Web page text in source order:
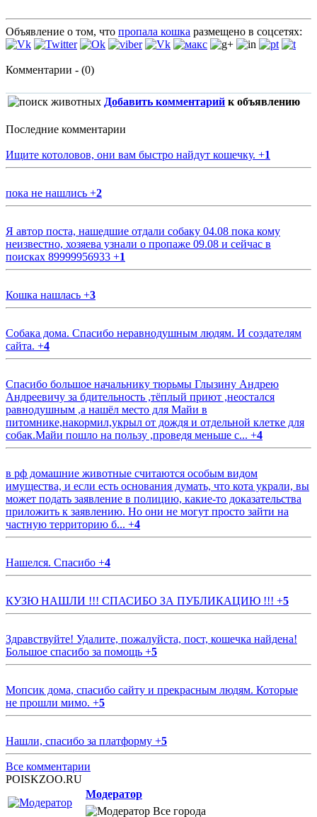
Объявление о том, что пропала кошка размещено в соцсетях:
Комментарии - (0)
Добавить комментарий к объявлению
Последние комментарии
Ищите котоловов, они вам быстро найдут кошечку. +1
пока не нашлись +2
Я автор поста, нашедшие отдали собаку 04.08 пока кому
неизвестно, хозяева узнали о пропаже 09.08 и сейчас в
поисках 89999956933 +1
Кошка нашлась +3
Собака дома. Спасибо неравнодушным людям. И создателям
сайта. +4
Спасибо большое начальнику тюрьмы Глызину Андрею
Андреевичу за бдительность ,тёплый приют ,неостался
равнодушным ,а нашёл место для Майи в
питомнике,накормил,укрыл от дождя и отдельной клетке для
собак.Майи пошло на пользу ,проведя меньше с... +4
в рф домашние животные считаются особым видом
имущества, и если есть основания думать, что кота украли, вы
может подать заявление в полицию, какие-то доказательства
приложить к заявлению. Но они не могут просто зайти на
частную территорию б... +4
Нашелся. Спасибо +4
КУЗЮ НАШЛИ !!! СПАСИБО ЗА ПУБЛИКАЦИЮ !!! +5
Здравствуйте! Удалите, пожалуйста, пост, кошечка найдена!
Большое спасибо за помощь +5
Мопсик дома, спасибо сайту и прекрасным людям. Которые
не прошли мимо. +5
Нашли, спасибо за платформу +5
Все комментарии
POISKZOO.RU
Модератор
Все города